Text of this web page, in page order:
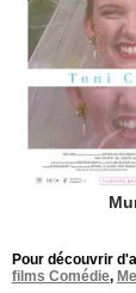
Pour découvrir
films Comédie,